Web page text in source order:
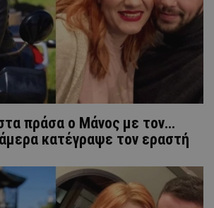
πράσα ο Μάνος με τον...
κατέγραψε τον εραστή